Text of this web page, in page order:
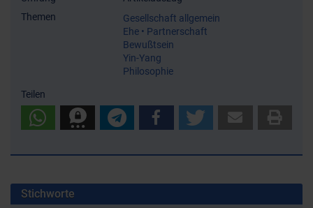
Themen
Gesellschaft allgemein
Ehe • Partnerschaft
Bewußtsein
Yin-Yang
Philosophie
Teilen
Stichworte